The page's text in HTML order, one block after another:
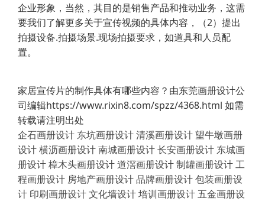
企业形象，当然，其目的是销售产品和推动业务，这需
要我们了解更多关于宣传视频的具体内容，（2）提出
拍摄设备.拍摄场景.现场拍摄要求，如道具和人员配
置。
家居宣传片的制作具体有哪些内容？由东莞画册设计公
司编辑https://www.rixin8.com/spzz/4368.html 如需
转载请注明出处
企石画册设计 东坑画册设计清溪画册设计望牛墩画册
设计横沥画册设计南城画册设计长安画册设计 东城画
册设计樟木头画册设计道滘画册设计制罐画册设计工
程画册设计 房地产画册设计品牌画册设计包装画册设
计 印刷画册设计文化墙设计培训画册设计五金画册设